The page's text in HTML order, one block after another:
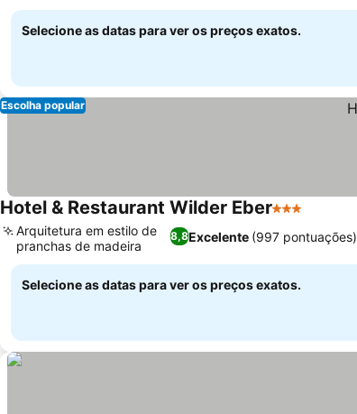
Selecione as datas para ver os preços exatos.
Escolha popular
Hotel & Restaurant Wilder Eber3 Estrelas
8,8Excelente (997 pontuações)
Arquitetura em estilo de
pranchas de madeira
Selecione as datas para ver os preços exatos.